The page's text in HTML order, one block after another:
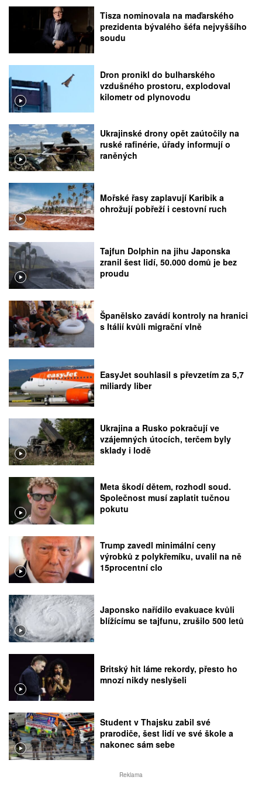
Tisza nominovala na maďarského
prezidenta bývalého šéfa nejvyššího
soudu
Dron pronikl do bulharského
vzdušného prostoru, explodoval
kilometr od plynovodu
Ukrajinské drony opět zaútočily na
ruské rafinérie, úřady informují o
raněných
Mořské řasy zaplavují Karibik a
ohrožují pobřeží i cestovní ruch
Tajfun Dolphin na jihu Japonska
zranil šest lidí, 50.000 domů je bez
proudu
Španělsko zavádí kontroly na hranici
s Itálií kvůli migrační vlně
EasyJet souhlasil s převzetím za 5,7
miliardy liber
Ukrajina a Rusko pokračují ve
vzájemných útocích, terčem byly
sklady i lodě
Meta škodí dětem, rozhodl soud.
Společnost musí zaplatit tučnou
pokutu
Trump zavedl minimální ceny
výrobků z polykřemíku, uvalil na ně
15procentní clo
Japonsko nařídilo evakuace kvůli
blížícímu se tajfunu, zrušilo 500 letů
Britský hit láme rekordy, přesto ho
mnozí nikdy neslyšeli
Student v Thajsku zabil své
prarodiče, šest lidí ve své škole a
nakonec sám sebe
Reklama